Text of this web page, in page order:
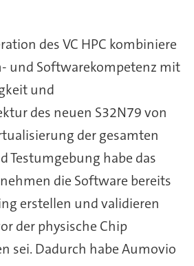
des VC HPC kombiniere
und Softwarekompetenz mit
und
des neuen S32N79 von
der gesamten
Testumgebung habe das
die Software bereits
erstellen und validieren
der physische Chip
sei. Dadurch habe Aumovio